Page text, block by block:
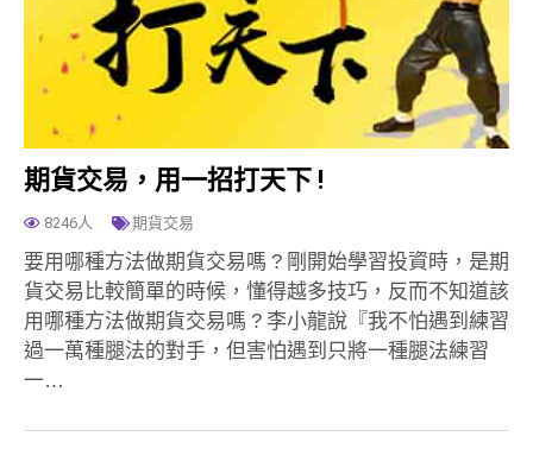
期貨交易，用一招打天下 !
8246人 期貨交易
要用哪種方法做期貨交易嗎 ? 剛開始學習投資時，是期
貨交易比較簡單的時候，懂得越多技巧，反而不知道該
用哪種方法做期貨交易嗎 ? 李小龍說『我不怕遇到練習
過一萬種腿法的對手，但害怕遇到只將一種腿法練習
一…